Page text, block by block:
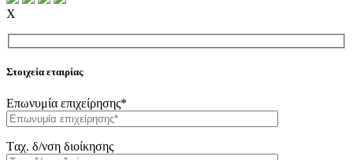
X
Στοιχεία εταιρίας
Επωνυμία επιχείρησης*
Tαχ. δ/νση διοίκησης